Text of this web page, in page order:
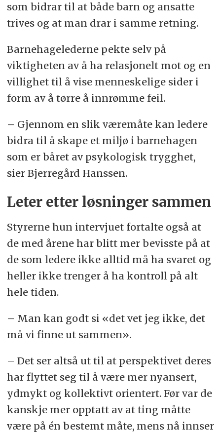
som bidrar til at både barn og ansatte
trives og at man drar i samme retning.
Barnehagelederne pekte selv på
viktigheten av å ha relasjonelt mot og en
villighet til å vise menneskelige sider i
form av å tørre å innrømme feil.
– Gjennom en slik væremåte kan ledere
bidra til å skape et miljø i barnehagen
som er båret av psykologisk trygghet,
sier Bjerregård Hanssen.
Leter etter løsninger sammen
Styrerne hun intervjuet fortalte også at
de med årene har blitt mer bevisste på at
de som ledere ikke alltid må ha svaret og
heller ikke trenger å ha kontroll på alt
hele tiden.
– Man kan godt si «det vet jeg ikke, det
må vi finne ut sammen».
– Det ser altså ut til at perspektivet deres
har flyttet seg til å være mer nyansert,
ydmykt og kollektivt orientert. Før var de
kanskje mer opptatt av at ting måtte
være på én bestemt måte, mens nå innser